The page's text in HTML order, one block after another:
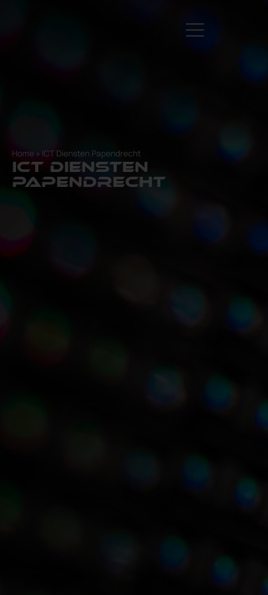
Home » ICT Diensten Papendrecht
ict diensten
Papendrecht